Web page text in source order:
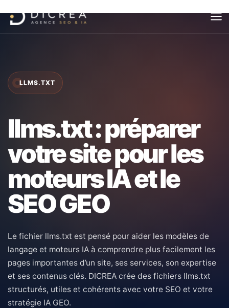
Aller
LLMS.TXT
llms.txt : préparer
votre site pour les
moteurs IA et le
SEO GEO
Le fichier llms.txt est pensé pour aider les modèles de
langage et moteurs IA à comprendre plus facilement les
pages importantes d’un site, ses services, son expertise
et ses contenus clés. DICREA crée des fichiers llms.txt
structurés, utiles et cohérents avec votre SEO et votre
stratégie IA GEO.